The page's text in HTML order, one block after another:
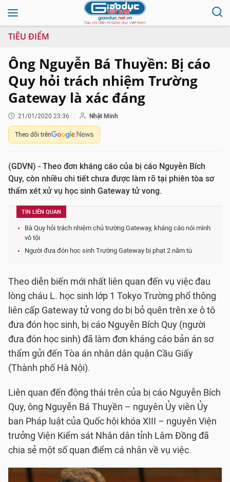
TIÊU ĐIỂM
Ông Nguyễn Bá Thuyền: Bị cáo
Quy hỏi trách nhiệm Trường
Gateway là xác đáng
21/01/2020 23:36 Nhật Minh
Theo dõi trên
(GDVN) - Theo đơn kháng cáo của bị cáo Nguyễn Bích
Quy, còn nhiều chi tiết chưa được làm rõ tại phiên tòa sơ
thẩm xét xử vụ học sinh Gateway tử vong.
TIN LIÊN QUAN
Bà Quy hỏi trách nhiệm chủ trường Gateway, kháng cáo nói mình
vô tội
Người đưa đón học sinh Trường Gateway bị phạt 2 năm tù
Theo diễn biến mới nhất liên quan đến vụ việc đau
lòng cháu L. học sinh lớp 1 Tokyo Trường phổ thông
liên cấp Gateway tử vong do bị bỏ quên trên xe ô tô
đưa đón học sinh, bị cáo Nguyễn Bích Quy (người
đưa đón học sinh) đã làm đơn kháng cáo bản án sơ
thẩm gửi đến Tòa án nhân dân quận Cầu Giấy
(Thành phố Hà Nội).
Liên quan đến động thái trên của bị cáo Nguyễn Bích
Quy, ông Nguyễn Bá Thuyền – nguyên Ủy viên Ủy
ban Pháp luật của Quốc hội khóa XIII – nguyên Viện
trưởng Viện Kiểm sát Nhân dân tỉnh Lâm Đồng đã
chia sẻ một số quan điểm cá nhân về vụ việc.